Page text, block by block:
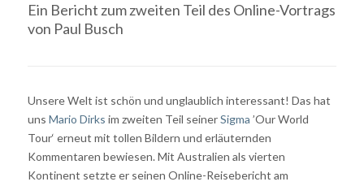
Ein Bericht zum zweiten Teil des Online-Vortrags
von Paul Busch
Unsere Welt ist schön und unglaublich interessant! Das hat
uns Mario Dirks im zweiten Teil seinerSigma ’Our World
Tour‘ erneut mit tollen Bildern und erläuternden
Kommentaren bewiesen. Mit Australien als vierten
Kontinent setzte er seinen Online-Reisebericht am